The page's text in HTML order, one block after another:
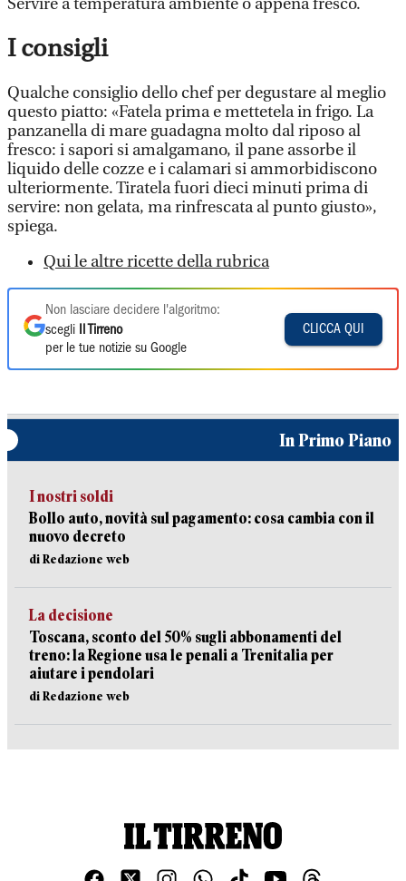
Servire a temperatura ambiente o appena fresco.
I consigli
Qualche consiglio dello chef per degustare al meglio
questo piatto: «Fatela prima e mettetela in frigo. La
panzanella di mare guadagna molto dal riposo al
fresco: i sapori si amalgamano, il pane assorbe il
liquido delle cozze e i calamari si ammorbidiscono
ulteriormente. Tiratela fuori dieci minuti prima di
servire: non gelata, ma rinfrescata al punto giusto»,
spiega.
Qui le altre ricette della rubrica
Non lasciare decidere l'algoritmo:
scegli
Il Tirreno
per le tue notizie su Google
CLICCA QUI
In Primo Piano
I nostri soldi
Bollo auto, novità sul pagamento: cosa cambia con il
nuovo decreto
di Redazione web
La decisione
Toscana, sconto del 50% sugli abbonamenti del
treno: la Regione usa le penali a Trenitalia per
aiutare i pendolari
di Redazione web